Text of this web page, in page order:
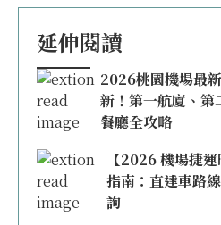
延伸閱讀
2026桃園機場最
新！第一航廈、第
餐廳全攻略
【2026 機場捷
指南：直達車路
詢